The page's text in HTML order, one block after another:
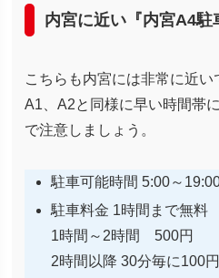
内宮に近い『内宮A4駐
こちらも内宮には非常に近
A1、A2と同様に早い時間帯
で注意しましょう。
駐車可能時間 5:00～
駐車料金 1時間まで無料
1時間～2時間 500円
2時間以降 30分毎に100